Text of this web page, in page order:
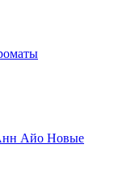
Айо Новые